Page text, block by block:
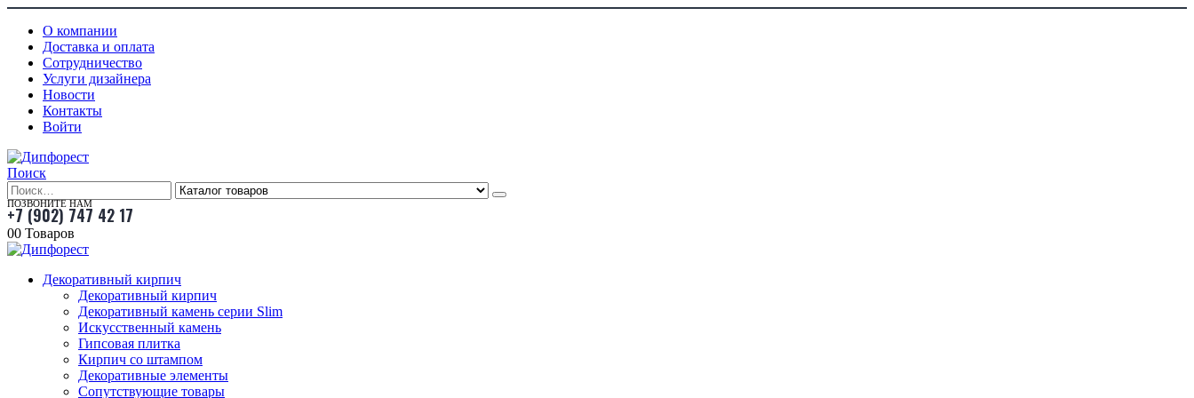
О компании
Доставка и оплата
Сотрудничество
Услуги дизайнера
Новости
Контакты
Войти
Поиск
ПОЗВОНИТЕ НАМ
+7 (902) 747 42 17
00 Товаров
Декоративный кирпич
Декоративный кирпич
Декоративный камень серии Slim
Искусственный камень
Гипсовая плитка
Кирпич со штампом
Декоративные элементы
Сопутствующие товары